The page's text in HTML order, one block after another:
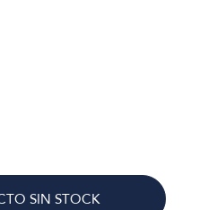
SIN STOCK